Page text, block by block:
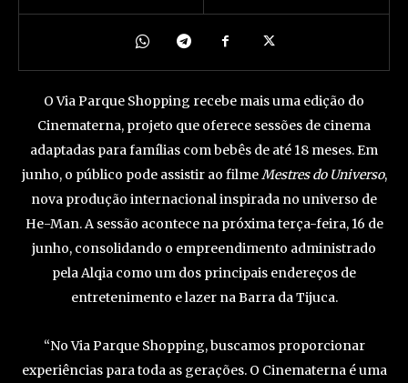
O Via Parque Shopping recebe mais uma edição do
Cinematerna, projeto que oferece sessões de cinema
adaptadas para famílias com bebês de até 18 meses. Em
junho, o público pode assistir ao filmeMestres do Universo,
nova produção internacional inspirada no universo de
He-Man. A sessão acontece na próxima terça-feira, 16 de
junho, consolidando o empreendimento administrado
pela Alqia como um dos principais endereços de
entretenimento e lazer na Barra da Tijuca.
“No Via Parque Shopping, buscamos proporcionar
experiências para toda as gerações. O Cinematerna é uma